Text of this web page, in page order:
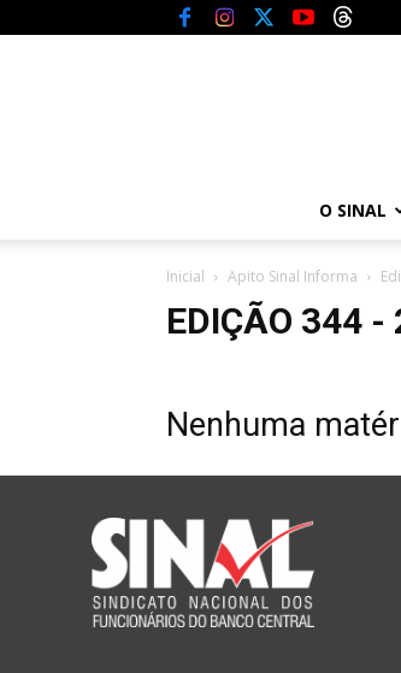
O SINAL
Inicial Apito Sinal Informa
EDIÇÃO 344
Nenhuma